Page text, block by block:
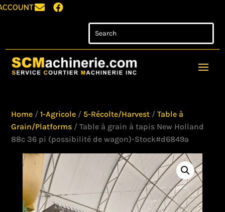
 
Home /1-Agricole / 5-Récolte/Harvest /Table à
Grain/Platforms / Table à grain à tapis New Holland
88c 36 pi (possibilité de wagon)-Stock#d6849a